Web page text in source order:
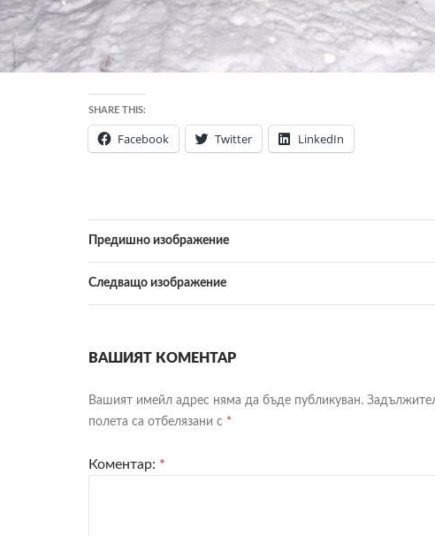
SHARE THIS:
Facebook Twitter LinkedIn
Предишно изображение
Следващо изображение
ВАШИЯТ КОМЕНТАР
Вашият имейл адрес няма да бъде публикуван.
полета са отбелязани с *
Коментар: *